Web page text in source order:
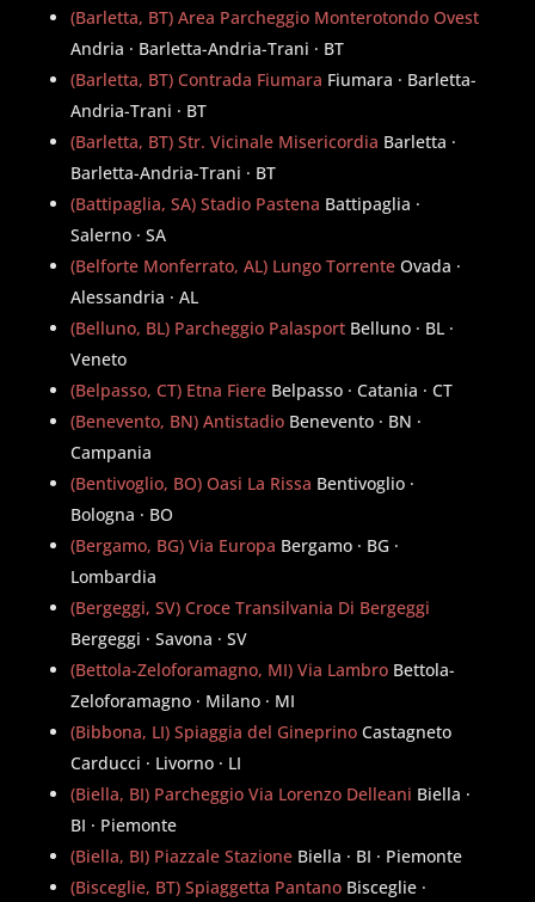
(Barletta, BT) Area Parcheggio Monterotondo Ovest
Andria · Barletta-Andria-Trani · BT
(Barletta, BT) Contrada Fiumara Fiumara · Barletta-
Andria-Trani · BT
(Barletta, BT) Str. Vicinale Misericordia Barletta ·
Barletta-Andria-Trani · BT
(Battipaglia, SA) Stadio Pastena Battipaglia ·
Salerno · SA
(Belforte Monferrato, AL) Lungo Torrente Ovada ·
Alessandria · AL
(Belluno, BL) Parcheggio Palasport Belluno · BL ·
Veneto
(Belpasso, CT) Etna Fiere Belpasso · Catania · CT
(Benevento, BN) Antistadio Benevento · BN ·
Campania
(Bentivoglio, BO) Oasi La Rissa Bentivoglio ·
Bologna · BO
(Bergamo, BG) Via Europa Bergamo · BG ·
Lombardia
(Bergeggi, SV) Croce Transilvania Di Bergeggi
Bergeggi · Savona · SV
(Bettola-Zeloforamagno, MI) Via Lambro Bettola-
Zeloforamagno · Milano · MI
(Bibbona, LI) Spiaggia del Gineprino Castagneto
Carducci · Livorno · LI
(Biella, BI) Parcheggio Via Lorenzo Delleani Biella ·
BI · Piemonte
(Biella, BI) Piazzale Stazione Biella · BI · Piemonte
(Bisceglie, BT) Spiaggetta Pantano Bisceglie ·